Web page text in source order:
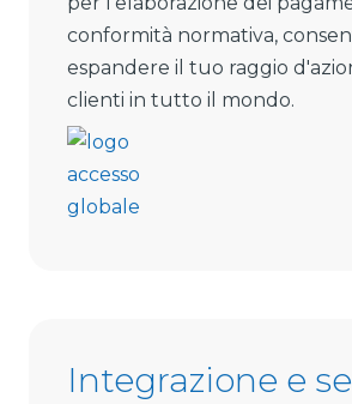
conformità normativa,
espandere il tuo raggio
clienti in tutto il mondo.
Integrazione e